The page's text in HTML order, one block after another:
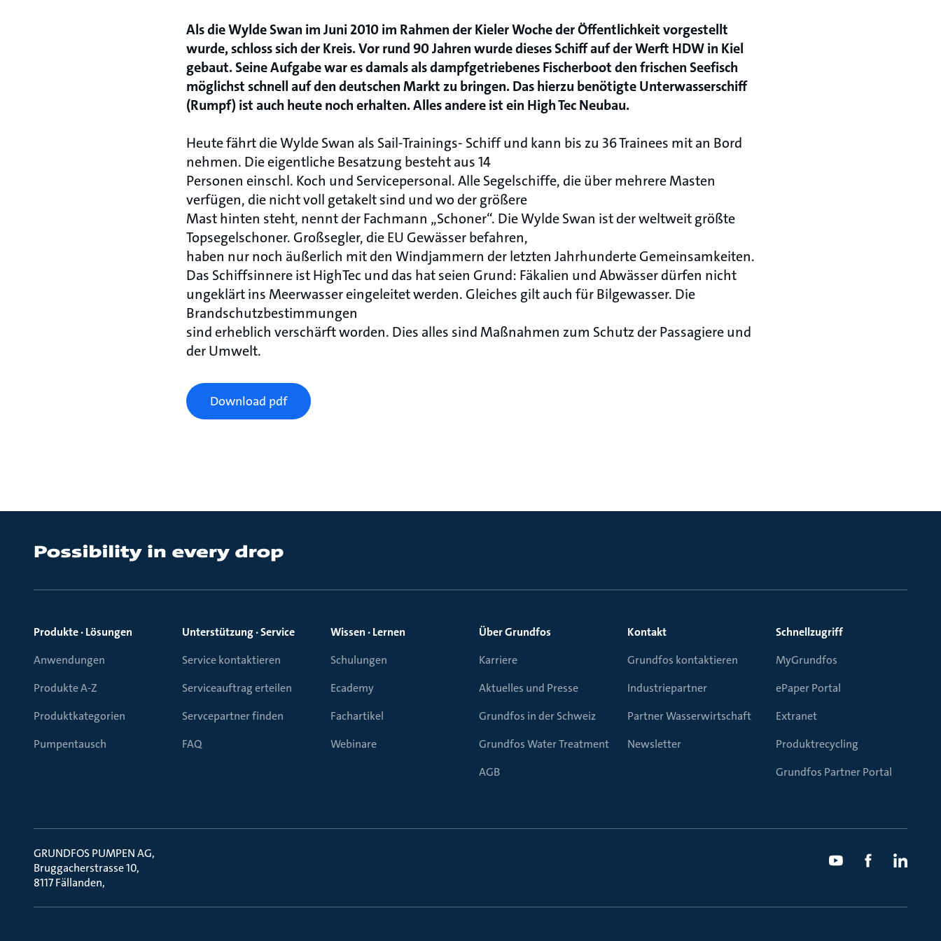
Als die Wylde Swan im Juni 2010 im Rahmen der Kieler Woche der Öffentlichkeit vorgestellt
wurde, schloss sich der Kreis. Vor rund 90 Jahren wurde dieses Schiff auf der Werft HDW in Kiel
gebaut. Seine Aufgabe war es damals als dampfgetriebenes Fischerboot den frischen Seefisch
möglichst schnell auf den deutschen Markt zu bringen. Das hierzu benötigte Unterwasserschiff
(Rumpf) ist auch heute noch erhalten. Alles andere ist ein High Tec Neubau.
Heute fährt die Wylde Swan als Sail-Trainings- Schiff und kann bis zu 36 Trainees mit an Bord
nehmen. Die eigentliche Besatzung besteht aus 14
Personen einschl. Koch und Servicepersonal. Alle Segelschiffe, die über mehrere Masten
verfügen, die nicht voll getakelt sind und wo der größere
Mast hinten steht, nennt der Fachmann „Schoner“. Die Wylde Swan ist der weltweit größte
Topsegelschoner. Großsegler, die EU Gewässer befahren,
haben nur noch äußerlich mit den Windjammern der letzten Jahrhunderte Gemeinsamkeiten.
Das Schiffsinnere ist HighTec und das hat seien Grund: Fäkalien und Abwässer dürfen nicht
ungeklärt ins Meerwasser eingeleitet werden. Gleiches gilt auch für Bilgewasser. Die
Brandschutzbestimmungen
sind erheblich verschärft worden. Dies alles sind Maßnahmen zum Schutz der Passagiere und
der Umwelt.
Download pdf
Produkte · Lösungen
Anwendungen
Produkte A-Z
Produktkategorien
Pumpentausch
Unterstützung · Service
Service kontaktieren
Serviceauftrag erteilen
Servcepartner finden
FAQ
Wissen · Lernen
Schulungen
Ecademy
Fachartikel
Webinare
Über Grundfos
Karriere
Aktuelles und Presse
Grundfos in der Schweiz
Grundfos Water Treatment
AGB
Kontakt
Grundfos kontaktieren
Industriepartner
Partner Wasserwirtschaft
Newsletter
Schnellzugriff
MyGrundfos
ePaper Portal
Extranet
Produktrecycling
Grundfos Partner Portal
GRUNDFOS PUMPEN AG
Bruggacherstrasse 10
8117 Fällanden